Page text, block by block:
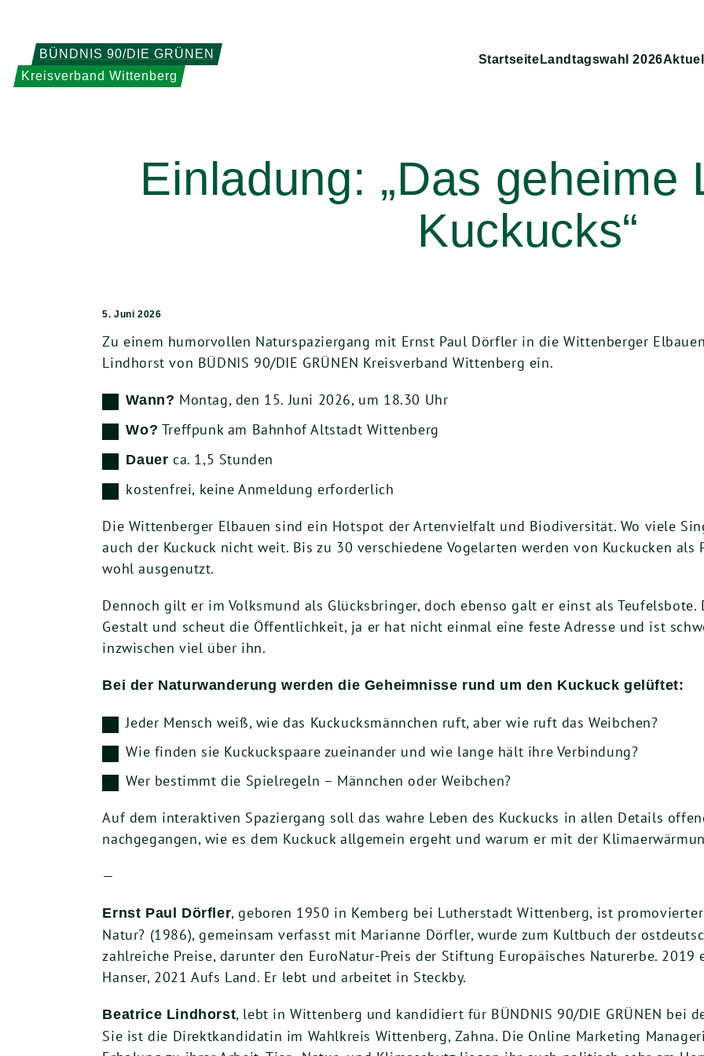
Inhalt BÜNDNIS 90/DIE GRÜNEN
Kreisverband Wittenberg
Startseite Landtagswahl 2026
Einladung: „Das geheime
Kuckucks“
5. Juni 2026
Zu einem humorvollen Naturspaziergang mit Ernst Paul Dörfler in die Wittenberger
Lindhorst von BÜDNIS 90/DIE GRÜNEN Kreisverband Wittenberg ein.
Wann? Montag, den 15. Juni 2026, um 18.30 Uhr
Wo? Treffpunk am Bahnhof Altstadt Wittenberg
Dauer ca. 1,5 Stunden
kostenfrei, keine Anmeldung erforderlich
Die Wittenberger Elbauen sind ein Hotspot der Artenvielfalt und Biodiversität. Wo viele
auch der Kuckuck nicht weit. Bis zu 30 verschiedene Vogelarten werden von Kuckucken
wohl ausgenutzt.
Dennoch gilt er im Volksmund als Glücksbringer, doch ebenso galt er einst als
Gestalt und scheut die Öffentlichkeit, ja er hat nicht einmal eine feste Adresse und ist
inzwischen viel über ihn.
Bei der Naturwanderung werden die Geheimnisse rund um den Kuckuck gelüftet:
Jeder Mensch weiß, wie das Kuckucksmännchen ruft, aber wie ruft das Weibchen?
Wie finden sie Kuckuckspaare zueinander und wie lange hält ihre Verbindung?
Wer bestimmt die Spielregeln – Männchen oder Weibchen?
Auf dem interaktiven Spaziergang soll das wahre Leben des Kuckucks in allen Details
nachgegangen, wie es dem Kuckuck allgemein ergeht und warum er mit der
—
Ernst Paul Dörfler, geboren 1950 in Kemberg bei Lutherstadt Wittenberg, ist
Natur? (1986), gemeinsam verfasst mit Marianne Dörfler, wurde zum Kultbuch der
zahlreiche Preise, darunter den EuroNatur-Preis der Stiftung Europäisches Naturerbe. 2019
Hanser, 2021 Aufs Land. Er lebt und arbeitet in Steckby.
Beatrice Lindhorst, lebt in Wittenberg und kandidiert für BÜNDNIS 90/DIE GRÜNEN bei
Sie ist die Direktkandidatin im Wahlkreis Wittenberg, Zahna. Die Online Marketing